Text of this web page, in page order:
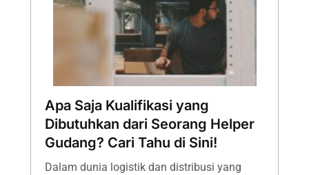
Apa Saja Kualifikasi yang
Dibutuhkan dari Seorang Helper
Gudang? Cari Tahu di Sini!
Dalam dunia logistik dan distribusi yang